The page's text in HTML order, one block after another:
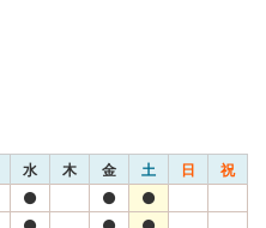
水 木 金 土 日 祝